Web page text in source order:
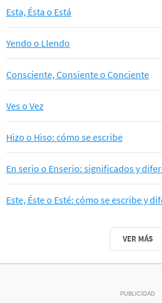
Esta, Ésta o Está
Yendo o Llendo
Consciente, Consiente o Conciente
Ves o Vez
Hizo o Hiso: cómo se escribe
En serio o Enserio: significados y
Este, Éste o Esté: cómo se escribe y
VER MÁS